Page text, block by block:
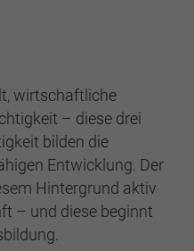
wirtschaftliche
– diese drei
bilden die
Entwicklung. Der
Hintergrund aktiv
– und diese beginnt